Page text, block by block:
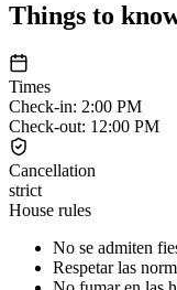
Things to
Times
Check-in: 2:00 PM
Check-out: 12:00 PM
Cancellation
strict
House rules
No se admiten
Respetar las